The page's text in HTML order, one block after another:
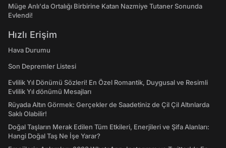
Müge Anlı'da Ortalığı Birbirine Katan Nazmiye Tutaner Sonunda
Evlendi!
Hızlı Erişim
Hava Durumu
Son Depremler Listesi
Evlilik Yıl Dönümü Sözleri! En Özel Romantik, Duygusal ve Resimli
Evlilik Yıl dönümü Mesajları
Rüyada Altın Görmek: Gerçekler de Saadetiniz de Çil Çil Altınlarda
Saklı Olabilir!
Doğal Taşların Merak Edilen Tüm Etkileri, Enerjileri ve Şifa Alanları:
Hangi Doğal Taş Ne İşe Yarar?